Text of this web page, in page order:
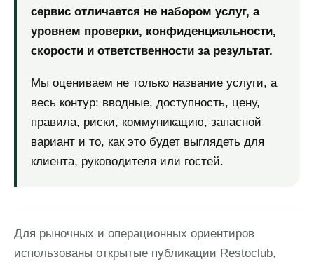
сервис отличается не набором услуг, а
уровнем проверки, конфиденциальности,
скорости и ответственности за результат.
Мы оцениваем не только название услуги, а
весь контур: вводные, доступность, цену,
правила, риски, коммуникацию, запасной
вариант и то, как это будет выглядеть для
клиента, руководителя или гостей.
Для рыночных и операционных ориентиров
использованы открытые публикации Restoclub,